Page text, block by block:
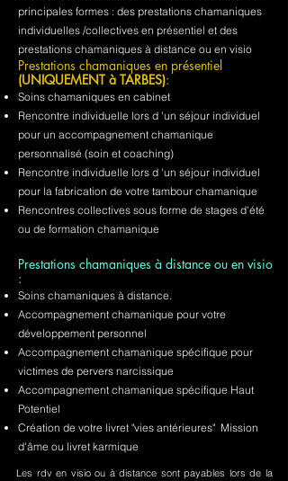
principales formes : des prestations chamaniques
individuelles /collectives en présentiel et des
prestations chamaniques à distance ou en visio
Prestations chamaniques en présentiel
(UNIQUEMENT à TARBES):
Soins chamaniques en cabinet
Rencontre individuelle lors d 'un séjour individuel
pour un accompagnement chamanique
personnalisé (soin et coaching)
Rencontre individuelle lors d 'un séjour individuel
pour la fabrication de votre tambour chamanique
Rencontres collectives sous forme de stages d'été
ou de formation chamanique
Prestations chamaniques à distance ou en visio
:
Soins chamaniques à distance.
Accompagnement chamanique pour votre
développement personnel
Accompagnement chamanique spécifique pour
victimes de pervers narcissique
Accompagnement chamanique spécifique Haut
Potentiel
Création de votre livret "vies antérieures" Mission
d'âme ou livret karmique
Les rdv en visio ou à distance sont payables lors de la